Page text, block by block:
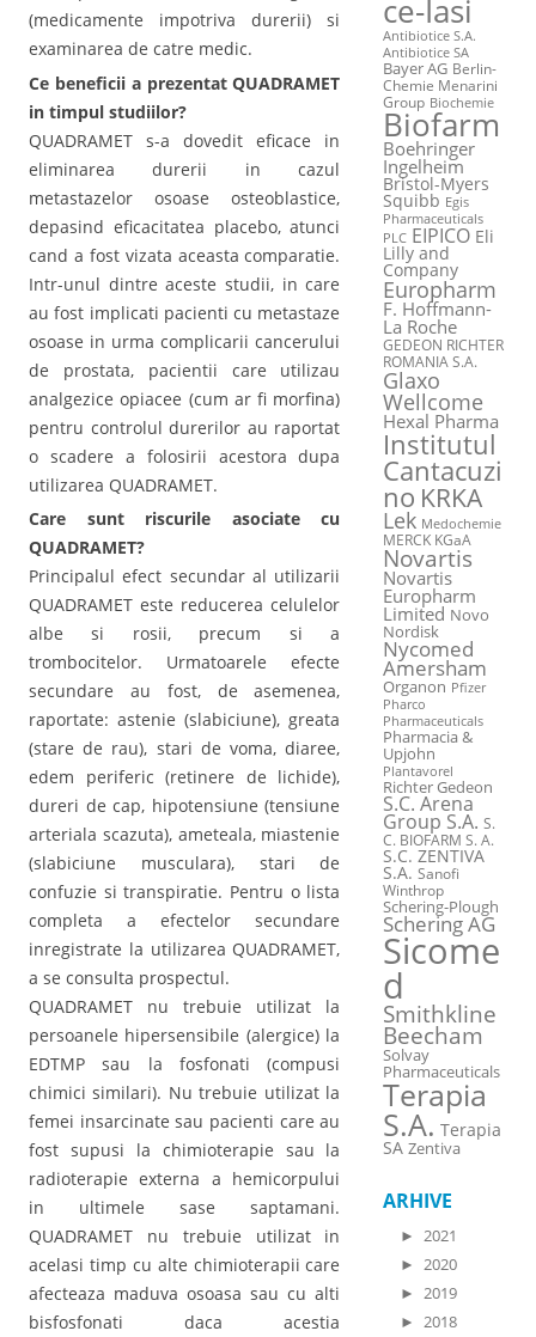
(medicamente impotriva durerii) si
examinarea de catre medic.
Ce beneficii a prezentat QUADRAMET
in timpul studiilor?
QUADRAMET s-a dovedit eficace in
eliminarea durerii in cazul
metastazelor osoase osteoblastice,
depasind eficacitatea placebo, atunci
cand a fost vizata aceasta comparatie.
Intr-unul dintre aceste studii, in care
au fost implicati pacienti cu metastaze
osoase in urma complicarii cancerului
de prostata, pacientii care utilizau
analgezice opiacee (cum ar fi morfina)
pentru controlul durerilor au raportat
o scadere a folosirii acestora dupa
utilizarea QUADRAMET.
Care sunt riscurile asociate cu
QUADRAMET?
Principalul efect secundar al utilizarii
QUADRAMET este reducerea celulelor
albe si rosii, precum si a
trombocitelor. Urmatoarele efecte
secundare au fost, de asemenea,
raportate: astenie (slabiciune), greata
(stare de rau), stari de voma, diaree,
edem periferic (retinere de lichide),
dureri de cap, hipotensiune (tensiune
arteriala scazuta), ameteala, miastenie
(slabiciune musculara), stari de
confuzie si transpiratie. Pentru o lista
completa a efectelor secundare
inregistrate la utilizarea QUADRAMET,
a se consulta prospectul.
QUADRAMET nu trebuie utilizat la
persoanele hipersensibile (alergice) la
EDTMP sau la fosfonati (compusi
chimici similari). Nu trebuie utilizat la
femei insarcinate sau pacienti care au
fost supusi la chimioterapie sau la
radioterapie externa a hemicorpului
in ultimele sase saptamani.
QUADRAMET nu trebuie utilizat in
acelasi timp cu alte chimioterapii care
afecteaza maduva osoasa sau cu alti
bisfosfonati daca acestia
ce-Iasi
Antibiotice S.A.
Antibiotice SA
Bayer AG Berlin-
Chemie Menarini
Group Biochemie
Biofarm
Boehringer
Ingelheim
Bristol-Myers
Squibb Egis
Pharmaceuticals
PLC EIPICO Eli
Lilly and
Company
Europharm
F. Hoffmann-
La Roche
GEDEON RICHTER
ROMANIA S.A.
Glaxo
Wellcome
Hexal Pharma
Institutul
Cantacuzi
no KRKA
Lek Medochemie
MERCK KGaA
Novartis
Novartis
Europharm
Limited Novo
Nordisk
Nycomed
Amersham
Organon Pfizer
Pharco
Pharmaceuticals
Pharmacia &
Upjohn
Plantavorel
Richter Gedeon
S.C. Arena
Group S.A. S.
C. BIOFARM S. A.
S.C. ZENTIVA
S.A. Sanofi
Winthrop
Schering-Plough
Schering AG
Sicome
d
Smithkline
Beecham
Solvay
Pharmaceuticals
Terapia
S.A. Terapia
SA Zentiva
ARHIVE
► 2021
► 2020
► 2019
► 2018